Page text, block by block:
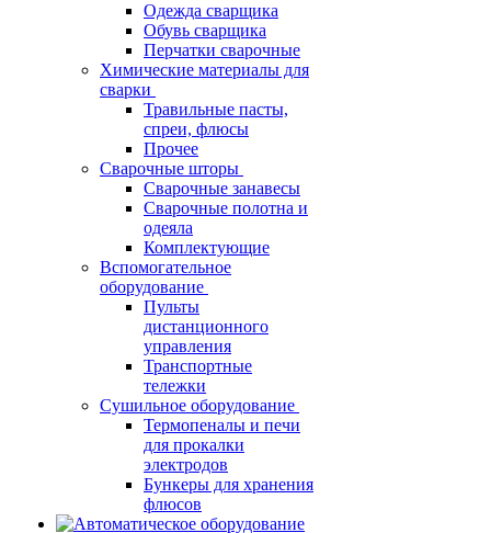
Одежда сварщика
Обувь сварщика
Перчатки сварочные
Химические материалы для
сварки
Травильные пасты,
спреи, флюсы
Прочее
Сварочные шторы
Сварочные занавесы
Сварочные полотна и
одеяла
Комплектующие
Вспомогательное
оборудование
Пульты
дистанционного
управления
Транспортные
тележки
Сушильное оборудование
Термопеналы и печи
для прокалки
электродов
Бункеры для хранения
флюсов